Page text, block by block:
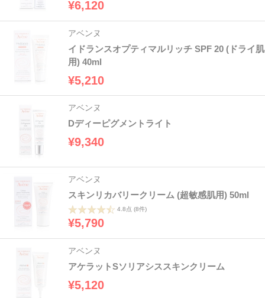
¥6,120
アベンヌ
イドランスオプティマルリッチ SPF 20 (ドライ肌
用) 40ml
¥5,210
アベンヌ
Dディーピグメントライト
¥9,340
アベンヌ
スキンリカバリークリーム (超敏感肌用) 50ml
4.8点 (8件)
¥5,790
アベンヌ
アケラットSソリアシススキンクリーム
¥5,120